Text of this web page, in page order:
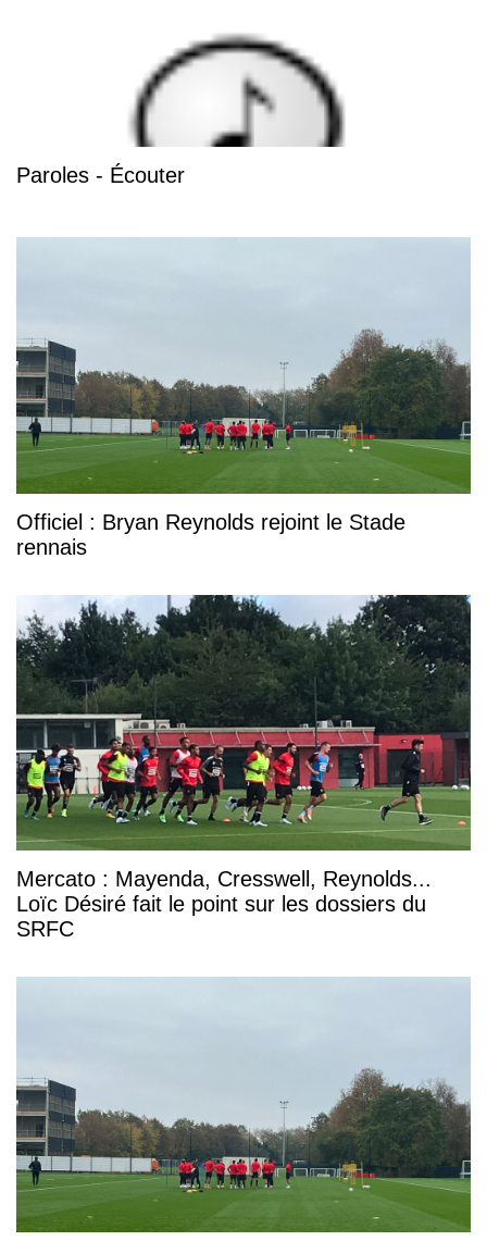
Paroles - Écouter
Officiel : Bryan Reynolds rejoint le Stade
rennais
Mercato : Mayenda, Cresswell, Reynolds...
Loïc Désiré fait le point sur les dossiers du
SRFC